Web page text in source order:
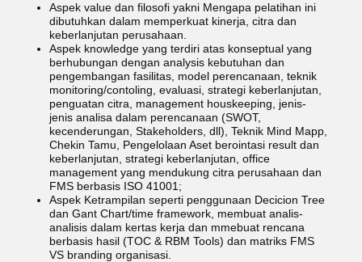
Aspek value dan filosofi yakni Mengapa pelatihan ini
dibutuhkan dalam memperkuat kinerja, citra dan
keberlanjutan perusahaan.
Aspek knowledge yang terdiri atas konseptual yang
berhubungan dengan analysis kebutuhan dan
pengembangan fasilitas, model perencanaan, teknik
monitoring/contoling, evaluasi, strategi keberlanjutan,
penguatan citra, management houskeeping, jenis-
jenis analisa dalam perencanaan (SWOT,
kecenderungan, Stakeholders, dll), Teknik Mind Mapp,
Chekin Tamu, Pengelolaan Aset berointasi result dan
keberlanjutan, strategi keberlanjutan, office
management yang mendukung citra perusahaan dan
FMS berbasis ISO 41001;
Aspek Ketrampilan seperti penggunaan Decicion Tree
dan Gant Chart/time framework, membuat analis-
analisis dalam kertas kerja dan mmebuat rencana
berbasis hasil (TOC & RBM Tools) dan matriks FMS
VS branding organisasi.